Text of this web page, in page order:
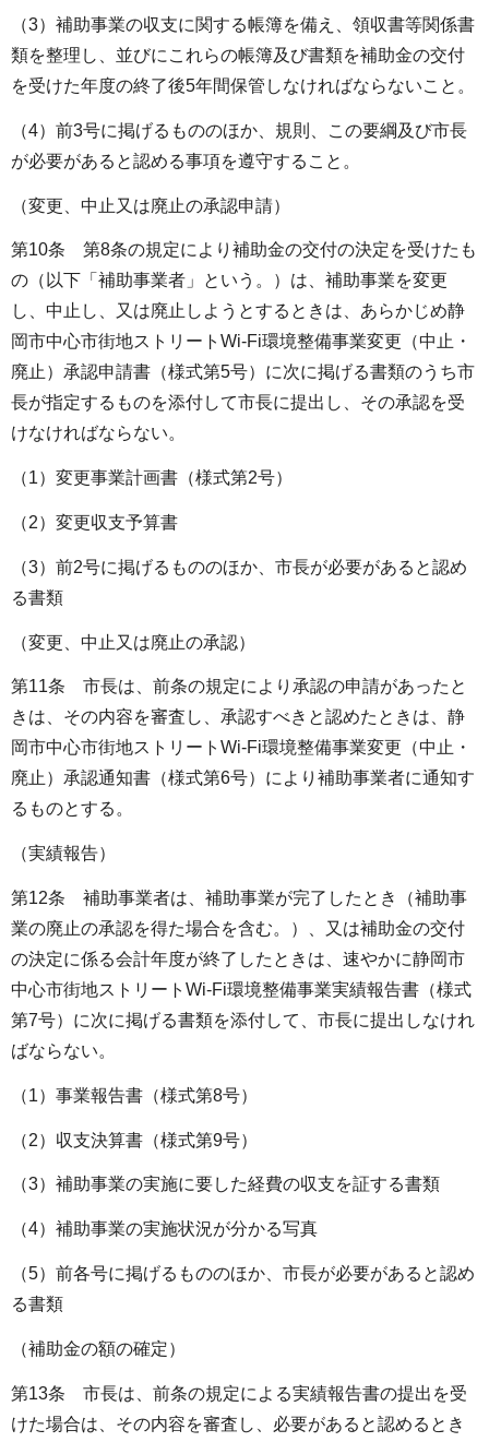
（3）補助事業の収支に関する帳簿を備え、領収書等関係書
類を整理し、並びにこれらの帳簿及び書類を補助金の交付
を受けた年度の終了後5年間保管しなければならないこと。
（4）前3号に掲げるもののほか、規則、この要綱及び市長
が必要があると認める事項を遵守すること。
（変更、中止又は廃止の承認申請）
第10条 第8条の規定により補助金の交付の決定を受けたも
の（以下「補助事業者」という。）は、補助事業を変更
し、中止し、又は廃止しようとするときは、あらかじめ静
岡市中心市街地ストリートWi-Fi環境整備事業変更（中止・
廃止）承認申請書（様式第5号）に次に掲げる書類のうち市
長が指定するものを添付して市長に提出し、その承認を受
けなければならない。
（1）変更事業計画書（様式第2号）
（2）変更収支予算書
（3）前2号に掲げるもののほか、市長が必要があると認め
る書類
（変更、中止又は廃止の承認）
第11条 市長は、前条の規定により承認の申請があったと
きは、その内容を審査し、承認すべきと認めたときは、静
岡市中心市街地ストリートWi-Fi環境整備事業変更（中止・
廃止）承認通知書（様式第6号）により補助事業者に通知す
るものとする。
（実績報告）
第12条 補助事業者は、補助事業が完了したとき（補助事
業の廃止の承認を得た場合を含む。）、又は補助金の交付
の決定に係る会計年度が終了したときは、速やかに静岡市
中心市街地ストリートWi-Fi環境整備事業実績報告書（様式
第7号）に次に掲げる書類を添付して、市長に提出しなけれ
ばならない。
（1）事業報告書（様式第8号）
（2）収支決算書（様式第9号）
（3）補助事業の実施に要した経費の収支を証する書類
（4）補助事業の実施状況が分かる写真
（5）前各号に掲げるもののほか、市長が必要があると認め
る書類
（補助金の額の確定）
第13条 市長は、前条の規定による実績報告書の提出を受
けた場合は、その内容を審査し、必要があると認めるとき